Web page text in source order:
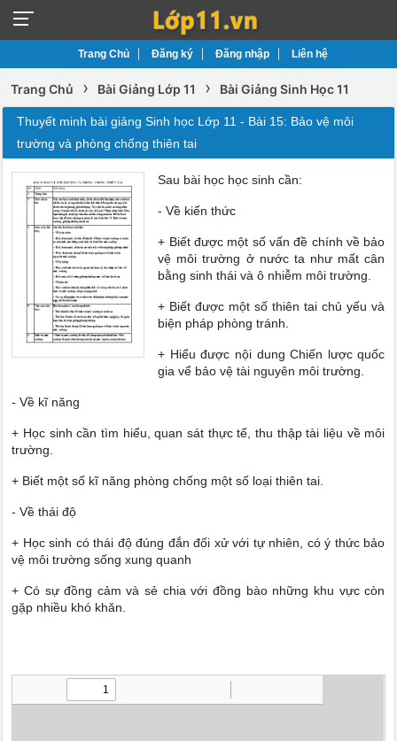
Trang Chủ Đăng ký Đăng nhập Liên hệ
Trang Chủ › Bài Giảng Lớp 11 › Bài Giảng Sinh Học 11
Thuyết minh bài giảng Sinh học Lớp 11 - Bài 15: Bảo vệ môi
trường và phòng chống thiên tai
Sau bài học học sinh cần:
- Về kiến thức
+ Biết được một số vấn đề chính về bảo
vệ môi trường ở nước ta như mất cân
bằng sinh thái và ô nhiễm môi trường.
+ Biết được một số thiên tai chủ yếu và
biện pháp phòng tránh.
+ Hiểu được nội dung Chiến lược quốc
gia vể bảo vệ tài nguyên môi trường.
- Về kĩ năng
+ Học sinh cần tìm hiểu, quan sát thực tế, thu thập tài liệu về môi
trường.
+ Biết một số kĩ năng phòng chống một số loại thiên tai.
- Về thái độ
+ Học sinh có thái độ đúng đắn đối xử với tự nhiên, có ý thức bảo
vệ môi trường sống xung quanh
+ Có sự đồng cảm và sẻ chia với đồng bào những khu vực còn
gặp nhiều khó khăn.